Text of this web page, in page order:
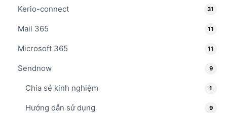
Kerio-connect 31
Mail 365 11
Microsoft 365 11
Sendnow 9
Chia sẻ kinh nghiệm 1
Hướng dẫn sử dụng 9